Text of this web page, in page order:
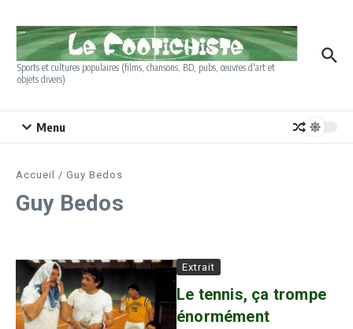
Sports et cultures populaires (films, chansons, BD, pubs, œuvres d'art et
objets divers)
Menu
Accueil / Guy Bedos
Guy Bedos
Extrait
Le tennis, ça trompe
énormément